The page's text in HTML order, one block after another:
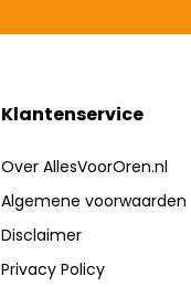
Klantenservice
Over AllesVoorOren.nl
Algemene voorwaarden
Disclaimer
Privacy Policy